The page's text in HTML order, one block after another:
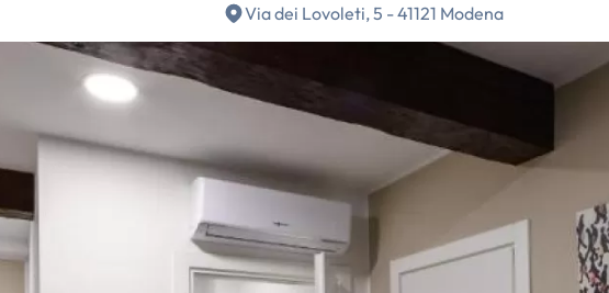
Via dei Lovoleti, 5 - 41121 Modena